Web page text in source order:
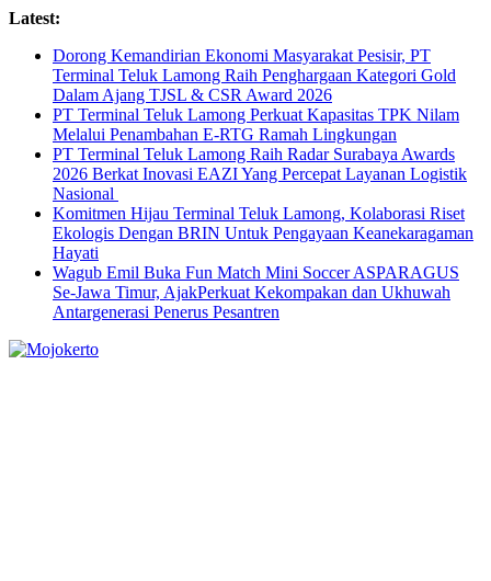
Skip
content
Latest:
Dorong Kemandirian Ekonomi Masyarakat Pesisir, PT
Terminal Teluk Lamong Raih Penghargaan Kategori Gold
Dalam Ajang TJSL & CSR Award 2026
PT Terminal Teluk Lamong Perkuat Kapasitas TPK Nilam
Melalui Penambahan E-RTG Ramah Lingkungan
PT Terminal Teluk Lamong Raih Radar Surabaya Awards
2026 Berkat Inovasi EAZI Yang Percepat Layanan Logistik
Nasional
Komitmen Hijau Terminal Teluk Lamong, Kolaborasi Riset
Ekologis Dengan BRIN Untuk Pengayaan Keanekaragaman
Hayati
Wagub Emil Buka Fun Match Mini Soccer ASPARAGUS
Se-Jawa Timur, AjakPerkuat Kekompakan dan Ukhuwah
Antargenerasi Penerus Pesantren